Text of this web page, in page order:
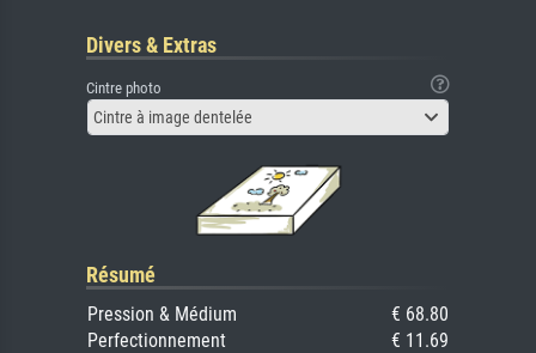
Divers & Extras
Cintre photo
Cintre à image dentelée
Résumé
Pression & Médium
€ 68.80
Perfectionnement
€ 11.69